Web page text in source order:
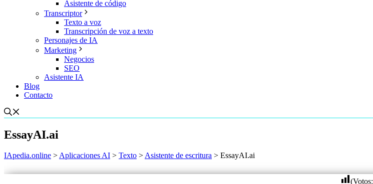
Asistente de código
Transcriptor
Texto a voz
Transcripción de voz a texto
Personajes de IA
Marketing
Negocios
SEO
Asistente IA
Blog
Contacto
EssayAI.ai
IApedia.online >Aplicaciones AI > Texto >Asistente de escritura > EssayAI.ai
(Votos: